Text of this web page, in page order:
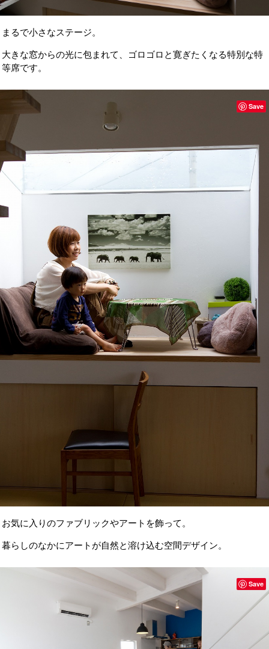
まるで小さなステージ。
大きな窓からの光に包まれて、ゴロゴロと寛ぎたくなる特別な特
等席です。
お気に入りのファブリックやアートを飾って。
暮らしのなかにアートが自然と溶け込む空間デザイン。
Save
Save